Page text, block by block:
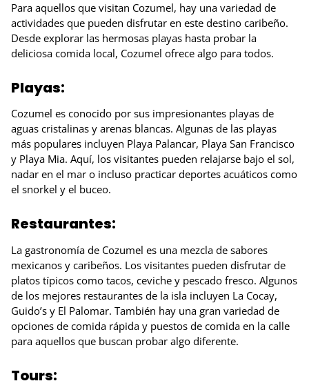
Para aquellos que visitan Cozumel, hay una variedad de
actividades que pueden disfrutar en este destino caribeño.
Desde explorar las hermosas playas hasta probar la
deliciosa comida local, Cozumel ofrece algo para todos.
Playas:
Cozumel es conocido por sus impresionantes playas de
aguas cristalinas y arenas blancas. Algunas de las playas
más populares incluyen Playa Palancar, Playa San Francisco
y Playa Mia. Aquí, los visitantes pueden relajarse bajo el sol,
nadar en el mar o incluso practicar deportes acuáticos como
el snorkel y el buceo.
Restaurantes:
La gastronomía de Cozumel es una mezcla de sabores
mexicanos y caribeños. Los visitantes pueden disfrutar de
platos típicos como tacos, ceviche y pescado fresco. Algunos
de los mejores restaurantes de la isla incluyen La Cocay,
Guido’s y El Palomar. También hay una gran variedad de
opciones de comida rápida y puestos de comida en la calle
para aquellos que buscan probar algo diferente.
Tours: